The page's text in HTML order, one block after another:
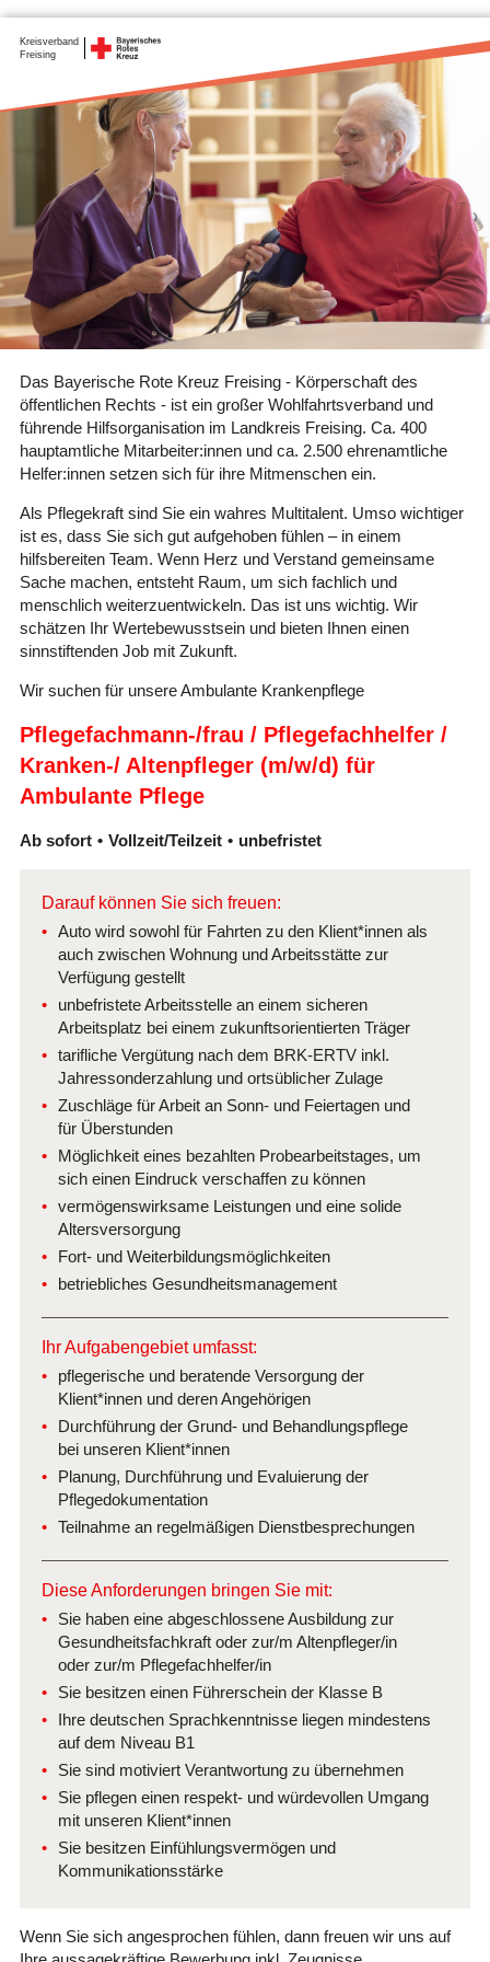
Kreisverband
Freising
Das Bayerische Rote Kreuz Freising - Körperschaft des
öffentlichen Rechts - ist ein großer Wohlfahrtsverband und
führende Hilfsorganisation im Landkreis Freising. Ca. 400
hauptamtliche Mitarbeiter:innen und ca. 2.500 ehrenamtliche
Helfer:innen setzen sich für ihre Mitmenschen ein.
Als Pflegekraft sind Sie ein wahres Multitalent. Umso wichtiger
ist es, dass Sie sich gut aufgehoben fühlen – in einem
hilfsbereiten Team. Wenn Herz und Verstand gemeinsame
Sache machen, entsteht Raum, um sich fachlich und
menschlich weiterzuentwickeln. Das ist uns wichtig. Wir
schätzen Ihr Wertebewusstsein und bieten Ihnen einen
sinnstiftenden Job mit Zukunft.
Wir suchen für unsere Ambulante Krankenpflege
Pflegefachmann-/frau / Pflegefachhelfer /
Kranken-/ Altenpfleger (m/w/d) für
Ambulante Pflege
Ab sofort Vollzeit/Teilzeit unbefristet
Darauf können Sie sich freuen:
Auto wird sowohl für Fahrten zu den Klient*innen als
auch zwischen Wohnung und Arbeitsstätte zur
Verfügung gestellt
unbefristete Arbeitsstelle an einem sicheren
Arbeitsplatz bei einem zukunftsorientierten Träger
tarifliche Vergütung nach dem BRK-ERTV inkl.
Jahressonderzahlung und ortsüblicher Zulage
Zuschläge für Arbeit an Sonn- und Feiertagen und
für Überstunden
Möglichkeit eines bezahlten Probearbeitstages, um
sich einen Eindruck verschaffen zu können
vermögenswirksame Leistungen und eine solide
Altersversorgung
Fort- und Weiterbildungsmöglichkeiten
betriebliches Gesundheitsmanagement
Ihr Aufgabengebiet umfasst:
pflegerische und beratende Versorgung der
Klient*innen und deren Angehörigen
Durchführung der Grund- und Behandlungspflege
bei unseren Klient*innen
Planung, Durchführung und Evaluierung der
Pflegedokumentation
Teilnahme an regelmäßigen Dienstbesprechungen
Diese Anforderungen bringen Sie mit:
Sie haben eine abgeschlossene Ausbildung zur
Gesundheitsfachkraft oder zur/m Altenpfleger/in
oder zur/m Pflegefachhelfer/in
Sie besitzen einen Führerschein der Klasse B
Ihre deutschen Sprachkenntnisse liegen mindestens
auf dem Niveau B1
Sie sind motiviert Verantwortung zu übernehmen
Sie pflegen einen respekt- und würdevollen Umgang
mit unseren Klient*innen
Sie besitzen Einfühlungsvermögen und
Kommunikationsstärke
Wenn Sie sich angesprochen fühlen, dann freuen wir uns auf